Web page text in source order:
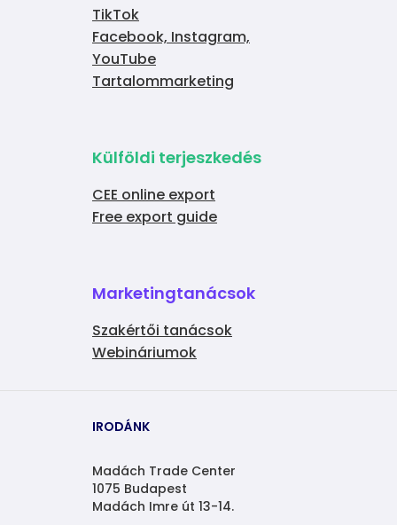
TikTok
Facebook, Instagram,
YouTube
Tartalommarketing
Külföldi terjeszkedés
CEE online export
Free export guide
Marketingtanácsok
Szakértői tanácsok
Webináriumok
IRODÁNK
Madách Trade Center
1075 Budapest
Madách Imre út 13-14.